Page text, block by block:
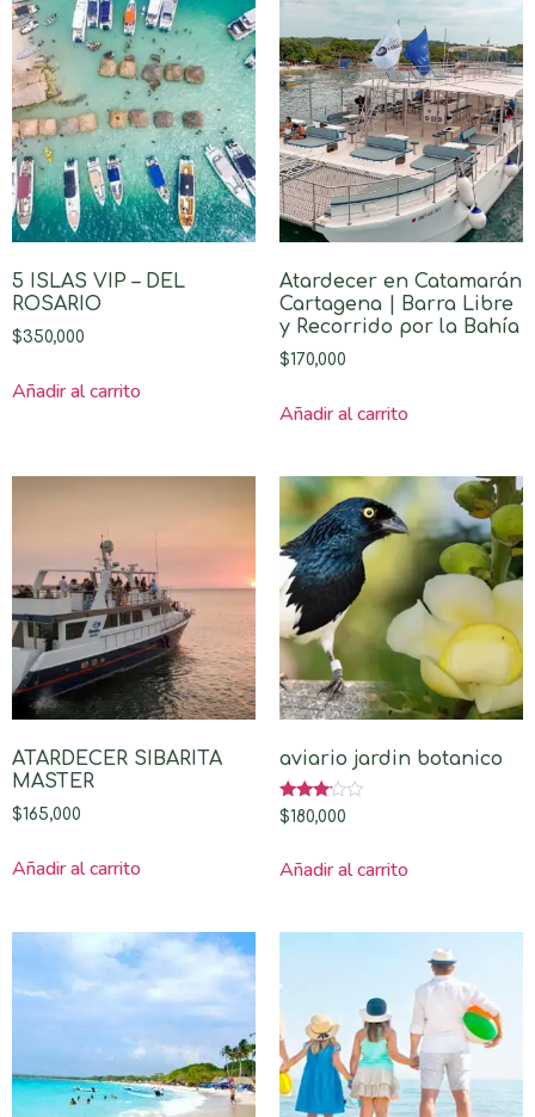
5 ISLAS VIP – DEL
ROSARIO
$350,000
Añadir al carrito
Atardecer en Catamarán
Cartagena | Barra Libre
y Recorrido por la Bahía
$170,000
Añadir al carrito
ATARDECER SIBARITA
MASTER
$165,000
Añadir al carrito
aviario jardin botanico
Valorado
con
$180,000
Añadir al carrito